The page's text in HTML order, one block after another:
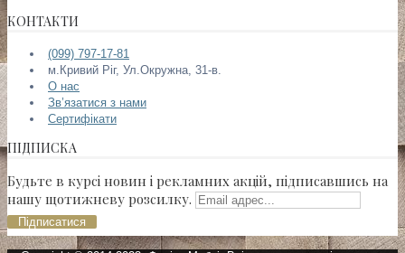
КОНТАКТИ
(099) 797-17-81
м.Кривий Ріг, Ул.Окружна, 31-в.
О нас
Зв’язатися з нами
Сертифікати
ПІДПИСКА
Будьте в курсі новин і рекламних акцій, підписавшись на
нашу щотижневу розсилку.
Підписатися